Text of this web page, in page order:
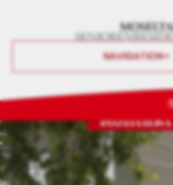
NAVIGATION
Kontakt